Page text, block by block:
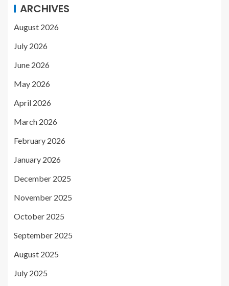
ARCHIVES
August 2026
July 2026
June 2026
May 2026
April 2026
March 2026
February 2026
January 2026
December 2025
November 2025
October 2025
September 2025
August 2025
July 2025